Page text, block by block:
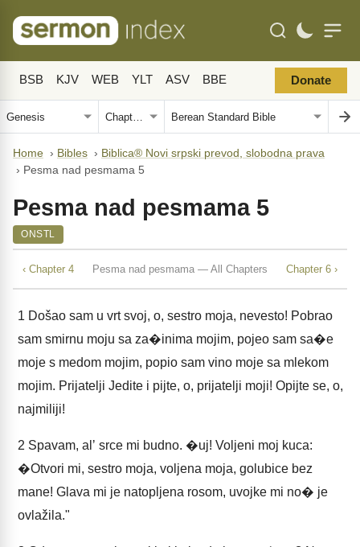
BSB KJV WEB YLT ASV BBE Donate
Home › Bibles › Biblica® Novi srpski prevod, slobodna prava
› Pesma nad pesmama 5
Pesma nad pesmama 5
ONSTL
‹ Chapter 4 Pesma nad pesmama — All Chapters Chapter 6 ›
1 Došao sam u vrt svoj, o, sestro moja, nevesto! Pobrao
sam smirnu moju sa za�inima mojim, pojeo sam sa�e
moje s medom mojim, popio sam vino moje sa mlekom
mojim. Prijatelji Jedite i pijte, o, prijatelji moji! Opijte se, o,
najmiliji!
2 Spavam, alʼ srce mi budno. �uj! Voljeni moj kuca:
�Otvori mi, sestro moja, voljena moja, golubice bez
mane! Glava mi je natopljena rosom, uvojke mi no� je
ovlažila."